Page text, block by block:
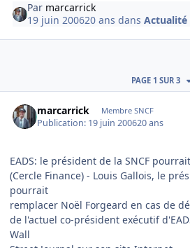
Par marcarrick
19 juin 200620 ans dansActualité
PAGE 1 SUR 3
marcarrick Membre SNCF
Publication: 19 juin 200620 ans
EADS: le président de la SNCF
(Cercle Finance) - Louis Gallois, le
pourrait
remplacer Noël Forgeard en cas de
de l'actuel co-président exécutif
Wall